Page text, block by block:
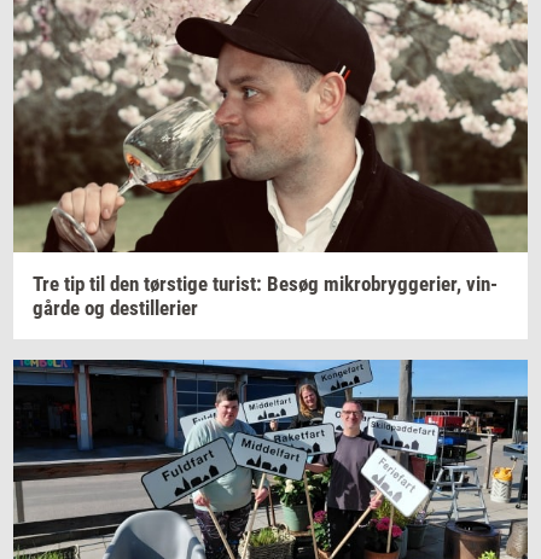
Tre tip til den tørsti­ge turist: Besøg mi­kro­bryg­ge­ri­er, vin­
går­de og destil­le­ri­er